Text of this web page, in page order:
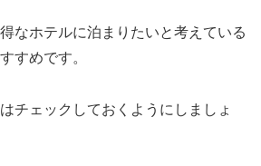
なホテルに泊まりたいと考えている
すめです。
チェックしておくようにしましょ